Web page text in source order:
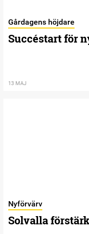
Gårdagens höjdare
Succéstart för
13 MAJ
Nyförvärv
Solvalla